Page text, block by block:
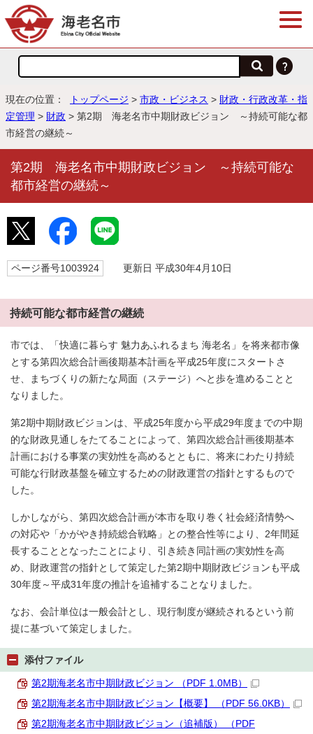
現在の位置： トップページ > 市政・ビジネス > 財政・行政改革・指
定管理 > 財政 > 第2期 海老名市中期財政ビジョン ～持続可能な都
市経営の継続～
第2期 海老名市中期財政ビジョン ～持続可能な
都市経営の継続～
ページ番号1003924 更新日 平成30年4月10日
持続可能な都市経営の継続
市では、「快適に暮らす 魅力あふれるまち 海老名」を将来都市像
とする第四次総合計画後期基本計画を平成25年度にスタートさ
せ、まちづくりの新たな局面（ステージ）へと歩を進めることと
なりました。
第2期中期財政ビジョンは、平成25年度から平成29年度までの中期
的な財政見通しをたてることによって、第四次総合計画後期基本
計画における事業の実効性を高めるとともに、将来にわたり持続
可能な行財政基盤を確立するための財政運営の指針とするもので
した。
しかしながら、第四次総合計画が本市を取り巻く社会経済情勢へ
の対応や「かがやき持続総合戦略」との整合性等により、2年間延
長することとなったことにより、引き続き同計画の実効性を高
め、財政運営の指針として策定した第2期中期財政ビジョンも平成
30年度～平成31年度の推計を追補することなりました。
なお、会計単位は一般会計とし、現行制度が継続されるという前
提に基づいて策定しました。
添付ファイル
第2期海老名市中期財政ビジョン （PDF 1.0MB）
第2期海老名市中期財政ビジョン【概要】 （PDF 56.0KB）
第2期海老名市中期財政ビジョン（追補版） （PDF